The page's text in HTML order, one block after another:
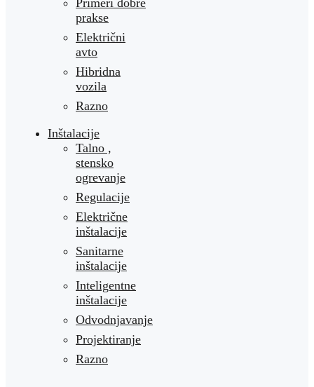
Primeri dobre
prakse
Električni
avto
Hibridna
vozila
Razno
Inštalacije
Talno ,
stensko
ogrevanje
Regulacije
Električne
inštalacije
Sanitarne
inštalacije
Inteligentne
inštalacije
Odvodnjavanje
Projektiranje
Razno